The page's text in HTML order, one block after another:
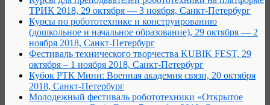
ТРИК 2018, 29 октября — 3 ноября, Санкт-Петербург
Курсы по робототехнике и конструированию
(дошкольное и начальное образование), 29 октября — 2
ноября 2018, Санкт-Петербург
Фестиваль технического творчества KUBIK FEST, 29
октября – 1 ноября 2018, Санкт-Петербург
Кубок РТК Мини: Военная академия связи, 20 октября
2018, Санкт-Петербург
Молодежный фестиваль робототехники «Открытое